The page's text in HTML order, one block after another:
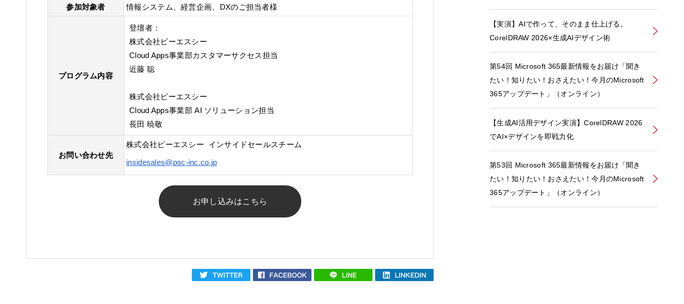
参加対象者 情報システム、経営企画、DXのご担当者様
プログラム内容
登壇者：
株式会社ピーエスシー
Cloud Apps事業部カスタマーサクセス担当
近藤 聡
株式会社ピーエスシー
Cloud Apps事業部 AI ソリューション担当
長田 暁敬
お問い合わせ先
株式会社ピーエスシー インサイドセールスチーム
insidesales@psc-inc.co.jp
お申し込みはこちら
【実演】AIで作って、そのまま仕上げる。
CorelDRAW 2026×生成AIデザイン術
第54回 Microsoft 365最新情報をお届け「聞き
たい！知りたい！おさえたい！今月のMicrosoft
365アップデート」（オンライン）
【生成AI活用デザイン実演】CorelDRAW 2026
でAI×デザインを即戦力化
第53回 Microsoft 365最新情報をお届け「聞き
たい！知りたい！おさえたい！今月のMicrosoft
365アップデート」（オンライン）